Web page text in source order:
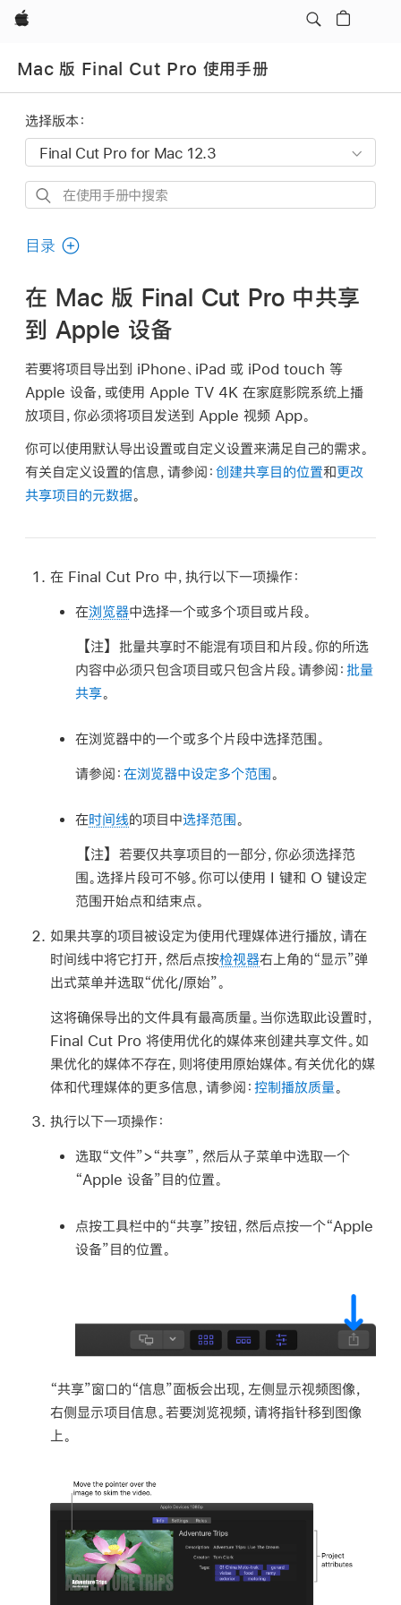
Apple
Mac 版 Final Cut Pro 使用手册
选择版本：
在
用
册
中
搜
目录
在 Mac 版 Final Cut Pro 中共享
到 Apple 设备
若要将项目导出到 iPhone、iPad 或 iPod touch 等
Apple 设备，或使用 Apple TV 4K 在家庭影院系统上播
放项目，你必须将项目发送到 Apple 视频 App。
你可以使用默认导出设置或自定义设置来满足自己的需求。
有关自定义设置的信息，请参阅： 创建共享目的位置和更改
共享项目的元数据。
在 Final Cut Pro 中，执行以下一项操作：
在浏览器中选择一个或多个项目或片段。
【注】批量共享时不能混有项目和片段。你的所选
内容中必须只包含项目或只包含片段。请参阅：批量
共享。
在浏览器中的一个或多个片段中选择范围。
请参阅：在浏览器中设定多个范围。
在时间线的项目中选择范围。
【注】若要仅共享项目的一部分，你必须选择范
围。选择片段可不够。你可以使用 I 键和 O 键设定
范围开始点和结束点。
如果共享的项目被设定为使用代理媒体进行播放，请在
时间线中将它打开，然后点按检视器右上角的“显示”弹
出式菜单并选取“优化/原始”。
这将确保导出的文件具有最高质量。当你选取此设置时，
Final Cut Pro 将使用优化的媒体来创建共享文件。如
果优化的媒体不存在，则将使用原始媒体。有关优化的媒
体和代理媒体的更多信息，请参阅：控制播放质量。
执行以下一项操作：
选取“文件”>“共享”，然后从子菜单中选取一个
“Apple 设备”目的位置。
点按工具栏中的“共享”按钮，然后点按一个“Apple
设备”目的位置。
“共享”窗口的“信息”面板会出现，左侧显示视频图像，
右侧显示项目信息。若要浏览视频，请将指针移到图像
上。